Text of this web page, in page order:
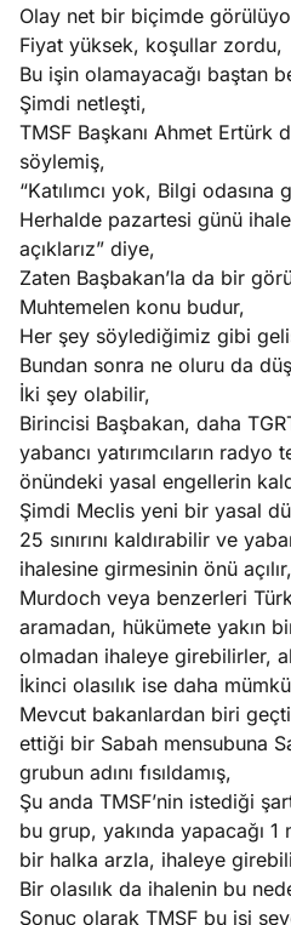
Olay net bir biçimde
Fiyat yüksek, koşullar zordu,
Bu işin olamayacağı baştan
Şimdi netleşti,
TMSF Başkanı Ahmet Ertürk
söylemiş,
“Katılımcı yok, Bilgi
Herhalde pazartesi günü
açıklarız” diye,
Zaten Başbakan’la da bir
Muhtemelen konu budur,
Her şey söylediğimiz gibi
Bundan sonra ne oluru da
İki şey olabilir,
Birincisi Başbakan, daha
yabancı yatırımcıların radyo
önündeki yasal engellerin
Şimdi Meclis yeni bir yasal
25 sınırını kaldırabilir ve
ihalesine girmesinin önü açılır,
Murdoch veya benzerleri
aramadan, hükümete yakın
olmadan ihaleye girebilirler,
İkinci olasılık ise daha
Mevcut bakanlardan biri
ettiği bir Sabah mensubuna
grubun adını fısıldamış,
Şu anda TMSF’nin istediği
bu grup, yakında yapacağı
bir halka arzla, ihaleye
Bir olasılık da ihalenin bu
Sonuç olarak TMSF bu işi